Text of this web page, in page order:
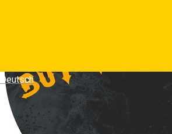
Deutsch